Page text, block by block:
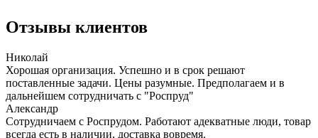
Отзывы клиентов
Николай
Хорошая организация. Успешно и в срок решают
поставленные задачи. Цены разумные. Предполагаем и в
дальнейшем сотрудничать с "Роспруд"
Александр
Сотрудничаем с Роспрудом. Работают адекватные люди, товар
всегда есть в наличии, доставка вовремя.